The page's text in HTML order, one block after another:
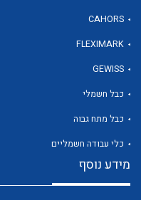
CAHORS
FLEXIMARK
GEWISS
כבל חשמלי
כבל מתח גבוה
כלי עבודה חשמליים
מידע נוסף